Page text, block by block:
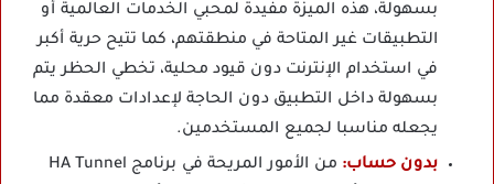
بسهولة، هذه الميزة مفيدة لمحبي الخدمات العالمية أو
التطبيقات غير المتاحة في منطقتهم، كما تتيح حرية أكبر
في استخدام الإنترنت دون قيود محلية، تخطي الحظر يتم
بسهولة داخل التطبيق دون الحاجة لإعدادات معقدة مما
يجعله مناسبا لجميع المستخدمين.
بدون حساب:
من الأمور المريحة في برنامج HA Tunnel